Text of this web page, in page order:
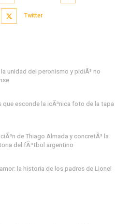
Twitter
unidad del peronismo y pidiÃ³ no
esconde la icÃ³nica foto de la tapa
de Thiago Almada y concretÃ³ la
del fÃºtbol argentino
la historia de los padres de Lionel